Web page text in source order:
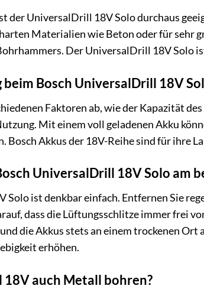
UniversalDrill 18V Solo durchaus
Materialien wie Beton oder für sehr
Der UniversalDrill 18V
Bosch UniversalDrill 18V
Faktoren ab, wie der Kapazität
Mit einem voll geladenen Akku
Bosch Akkus der 18V-Reihe sind für ihre
UniversalDrill 18V Solo am
ist denkbar einfach. Entfernen Sie
dass die Lüftungsschlitze immer frei
die Akkus stets an einem trockenen
erhöhen.
auch Metall bohren?